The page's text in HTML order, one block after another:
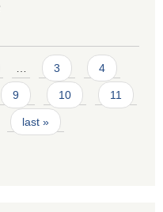
3 4
9 10 11
last »